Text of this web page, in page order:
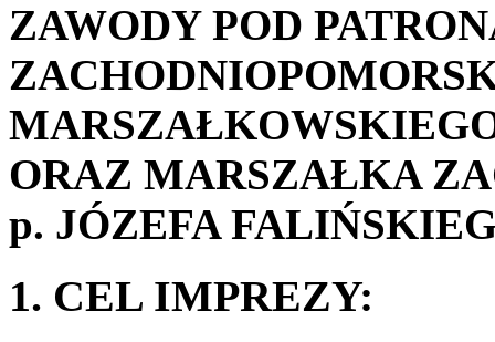
ZAWODY POD
ORAZ MARSZAŁKA
p. JÓZEFA
1. CEL IMPREZY: